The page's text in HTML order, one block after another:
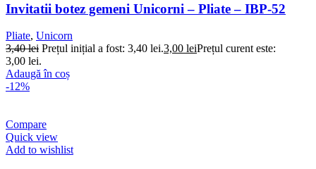
Invitatii botez gemeni Unicorni – Pliate – IBP-52
Pliate, Unicorn
3,40lei Prețul inițial a fost: 3,40 lei.3,00 leiPrețul curent este:
3,00 lei.
Adaugă în coș
-12%
Compare
Quick view
Add to wishlist